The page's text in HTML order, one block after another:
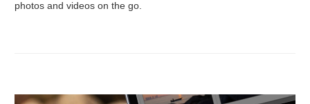
photos and videos on the go.